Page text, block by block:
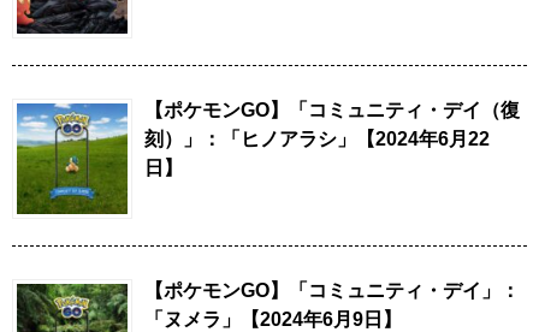
【ポケモンGO】「コミュニティ・デイ（復
刻）」：「ヒノアラシ」【2024年6月22
日】
【ポケモンGO】「コミュニティ・デイ」：
「ヌメラ」【2024年6月9日】